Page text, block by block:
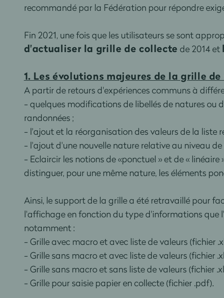
recommandé par la Fédération pour répondre
Fin 2021, une fois que les utilisateurs se sont
d'actualiser la grille de collecte de 2014 et
1. Les évolutions majeures de la grille
A partir de retours d'expériences communs à
- quelques modifications de libellés de natures ou
randonnées ;
- l'ajout et la réorganisation des valeurs de la liste
- l'ajout d'une nouvelle nature relative au niveau
- Eclaircir les notions de «ponctuel » et de «
distinguer, pour une même nature, les éléments
Ainsi, le support de la grille a été retravaillé pour
l'affichage en fonction du type d'informations que
notamment :
- Grille avec macro et avec liste de valeurs (fichier
- Grille sans macro et avec liste de valeurs (fichier
- Grille sans macro et sans liste de valeurs (fichier
- Grille pour saisie papier en collecte (fichier .pdf).